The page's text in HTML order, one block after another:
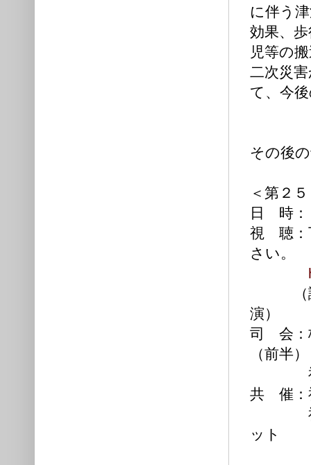
に伴う
効果、
児等の
二次災
て、今
その後
＜第２
日 時：
視 聴：
さい。
（講師
演）
司 会：
（前半）
神戸
共 催：
神戸
ット